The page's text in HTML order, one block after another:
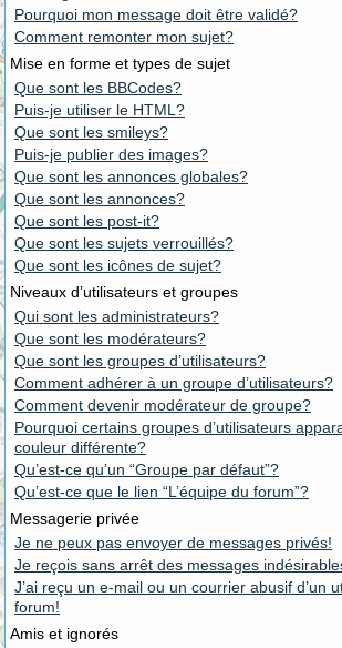
Pourquoi mon message doit être validé?
Comment remonter mon sujet?
Mise en forme et types de sujet
Que sont les BBCodes?
Puis-je utiliser le HTML?
Que sont les smileys?
Puis-je publier des images?
Que sont les annonces globales?
Que sont les annonces?
Que sont les post-it?
Que sont les sujets verrouillés?
Que sont les icônes de sujet?
Niveaux d’utilisateurs et groupes
Qui sont les administrateurs?
Que sont les modérateurs?
Que sont les groupes d’utilisateurs?
Comment adhérer à un groupe d’utilisateurs?
Comment devenir modérateur de groupe?
Pourquoi certains groupes d’utilisateurs
couleur différente?
Qu’est-ce qu’un “Groupe par défaut”?
Qu’est-ce que le lien “L’équipe du forum”?
Messagerie privée
Je ne peux pas envoyer de messages privés!
Je reçois sans arrêt des messages
J’ai reçu un e-mail ou un courrier abusif d’un
forum!
Amis et ignorés